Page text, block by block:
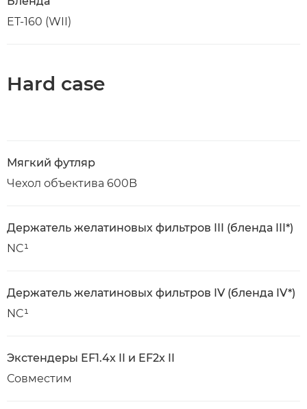
ET-160 (WII)
Hard case
Мягкий футляр
Чехол объектива 600B
Держатель желатиновых фильтров III (бленда III*)
NC¹
Держатель желатиновых фильтров IV (бленда IV*)
NC¹
Экстендеры EF1.4x II и EF2x II
Совместим